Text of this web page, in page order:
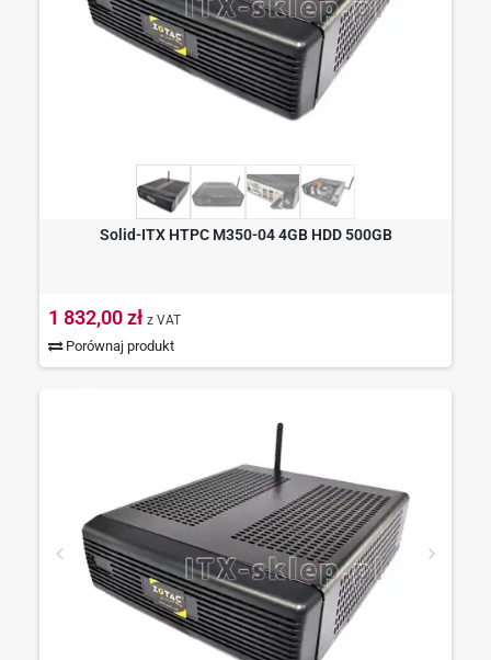
Solid-ITX HTPC M350-04 4GB HDD 500GB
1 832,00 zł z VAT
Porównaj produkt